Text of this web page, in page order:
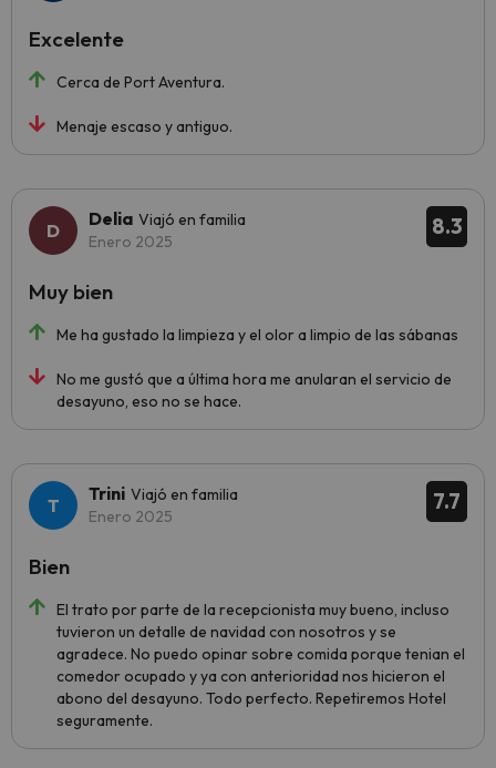
Cerca de Port Aventura.
Menaje escaso y antiguo.
Excelente
8.3
Delia Viajó en familia
Enero 2025
Me ha gustado la limpieza y el olor a limpio de las sábanas
No me gustó que a última hora me anularan el servicio de
desayuno, eso no se hace.
Muy bien
7.7
Trini Viajó en familia
Enero 2025
El trato por parte de la recepcionista muy bueno, incluso
tuvieron un detalle de navidad con nosotros y se
agradece. No puedo opinar sobre comida porque tenian el
comedor ocupado y ya con anterioridad nos hicieron el
abono del desayuno. Todo perfecto. Repetiremos Hotel
seguramente.
Bien